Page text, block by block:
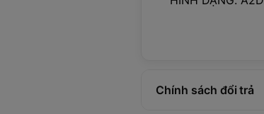
Chính sách đổi trả